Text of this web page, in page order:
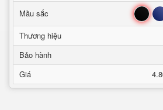
Mầu sắc
Đen
Thương hiệu
Bảo hành
Giá